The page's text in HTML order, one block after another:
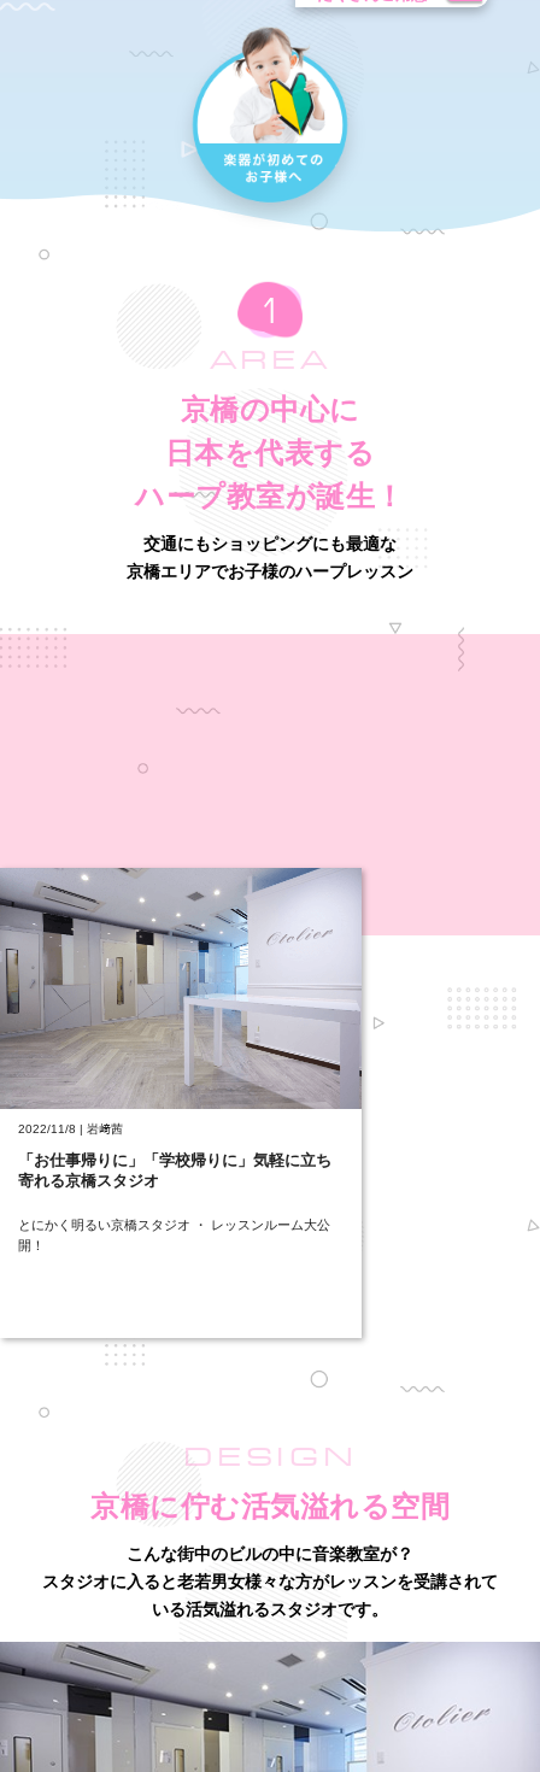
AREA
京橋の中心に
日本を代表する
ハープ教室が誕生！
交通にもショッピングにも最適な
京橋エリアでお子様のハープレッスン
2022/11/8 | 岩﨑茜
「お仕事帰りに」「学校帰りに」気軽に立ち
寄れる京橋スタジオ
とにかく明るい京橋スタジオ ・ レッスンルーム大公
開！
DESIGN
京橋に佇む活気溢れる空間
こんな街中のビルの中に音楽教室が？
スタジオに入ると老若男女様々な方がレッスンを受講されて
いる活気溢れるスタジオです。